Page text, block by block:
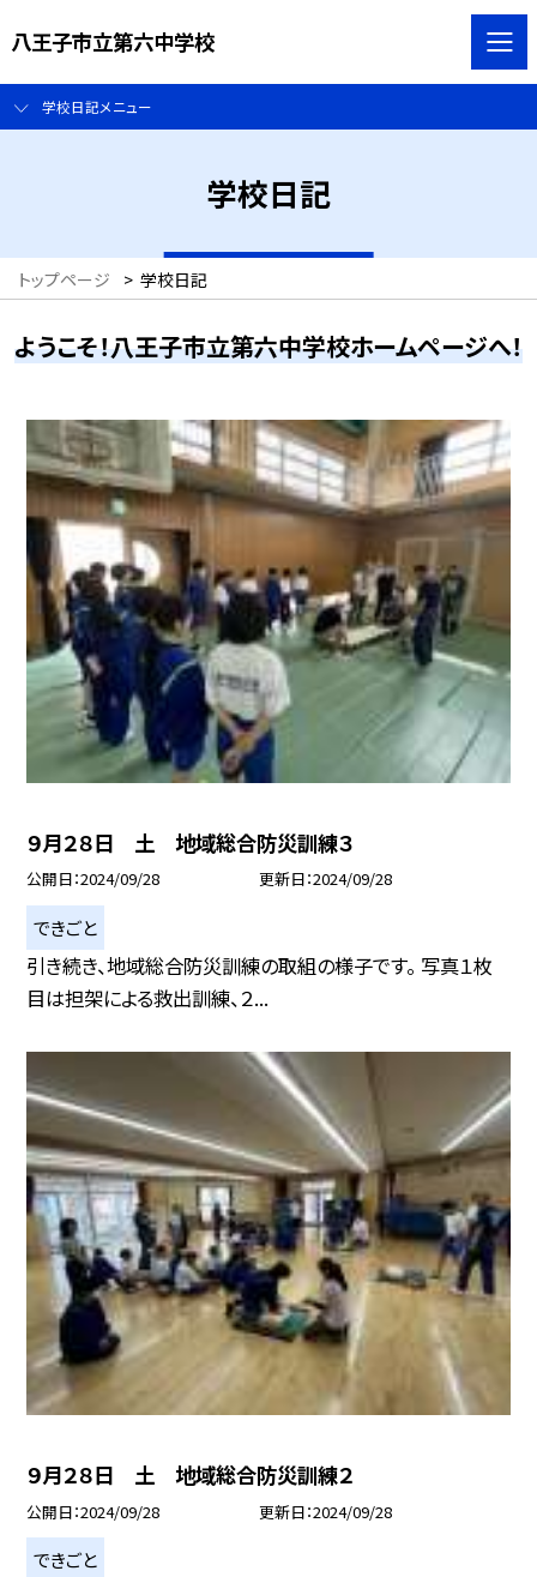
八王子市立第六中学校
学校日記メニュー
学校日記
トップページ > 学校日記
ようこそ！八王子市立第六中学校ホームページへ！
９月２８日 土 地域総合防災訓練３
公開日 2024/09/28 更新日 2024/09/28
できごと
引き続き、地域総合防災訓練の取組の様子です。 写真１枚
目は担架による救出訓練、２...
９月２８日 土 地域総合防災訓練２
公開日 2024/09/28 更新日 2024/09/28
できごと